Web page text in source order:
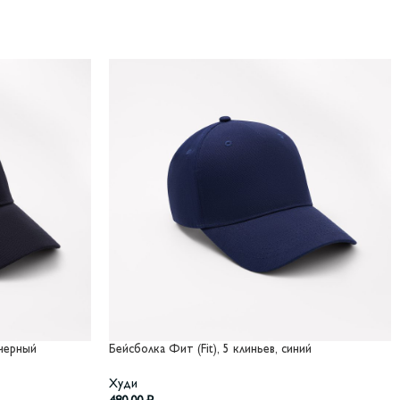
Бейсболка Фит (Fit), 5 клиньев, синий
Худи